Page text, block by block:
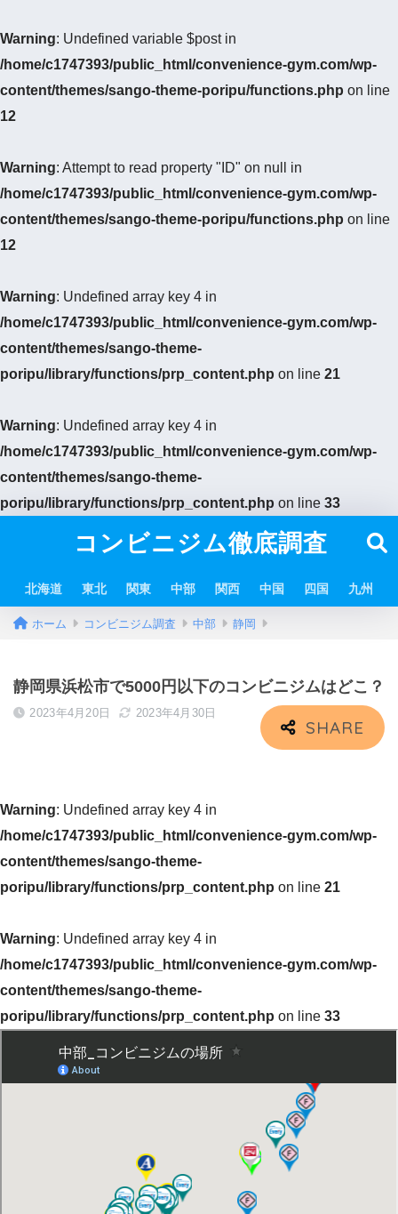
Warning: Undefined variable $post in
/home/c1747393/public_html/convenience-gym.com/wp-
content/themes/sango-theme-poripu/functions.php on line
12
Warning: Attempt to read property "ID" on null in
/home/c1747393/public_html/convenience-gym.com/wp-
content/themes/sango-theme-poripu/functions.php on line
12
Warning: Undefined array key 4 in
/home/c1747393/public_html/convenience-gym.com/wp-
content/themes/sango-theme-
poripu/library/functions/prp_content.php on line 21
Warning: Undefined array key 4 in
/home/c1747393/public_html/convenience-gym.com/wp-
content/themes/sango-theme-
poripu/library/functions/prp_content.php on line 33
コンビニジム徹底調査
北海道 東北 関東 中部 関西 中国 四国 九州
ホーム コンビニジム調査 中部 静岡
静岡県浜松市で5000円以下のコンビニジムはどこ？
2023年4月20日 2023年4月30日
Warning: Undefined array key 4 in
/home/c1747393/public_html/convenience-gym.com/wp-
content/themes/sango-theme-
poripu/library/functions/prp_content.php on line 21
Warning: Undefined array key 4 in
/home/c1747393/public_html/convenience-gym.com/wp-
content/themes/sango-theme-
poripu/library/functions/prp_content.php on line 33